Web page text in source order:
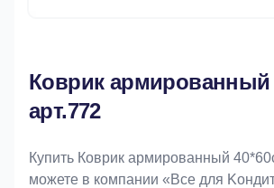
Коврик армированный
арт.772
Купить Коврик армированный
можете в компании «Bce для